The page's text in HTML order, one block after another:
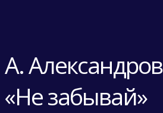
А. Александров
«Не забывай»